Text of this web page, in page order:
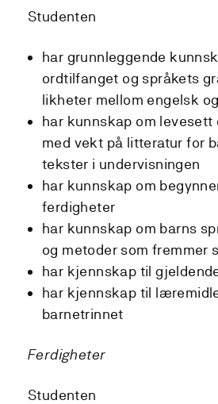
Studenten
har grunnleggende
ordtilfanget og språkets
likheter mellom engelsk
har kunnskap om
med vekt på litteratur for
tekster i undervisningen
har kunnskap om
ferdigheter
har kunnskap om barns
og metoder som fremmer
har kjennskap til
har kjennskap til
barnetrinnet
Ferdigheter
Studenten